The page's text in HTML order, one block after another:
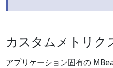
カスタムメトリク
アプリケーション固有の